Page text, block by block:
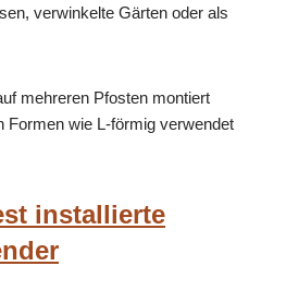
verwinkelte Gärten oder als
mehreren Pfosten montiert
Formen wie L-förmig verwendet
installierte